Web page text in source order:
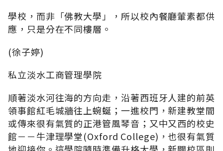
學校，而非「佛教大學」，所以校內餐廳葷素都供
應，只是分在不同樓層。
(徐子婷)
私立淡水工商管理學院
順著淡水河往海的方向走，沿著西班牙人建的前英
領事館紅毛城牆往上蜿蜒；一進校門，新建教堂間
或傳來很有氣質的正港管風琴音；又中又西的校史
館－－牛津理學堂(Oxford College)，也很有氣質